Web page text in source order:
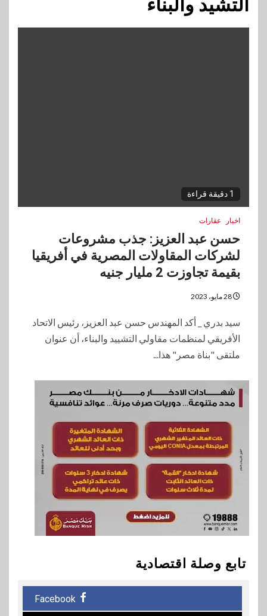
التشيد والبناء
1 دقيقة قراءة
اخبار عقارات
حسن عبد العزيز: جذب مشروعات
لشركات المقاولات المصرية في أفريقيا
بقيمة تجاوزت 2 مليار جنيه
سيد بدري _ أكد المهندس حسن عبد العزيز، رئيس الاتحاد
الأفريقي لمنظمات مقاولي التشييد والبناء، أن عنوان
ملتقى "بناة مصر" هذا...
تابع وصلة اقتصادية
Facebook